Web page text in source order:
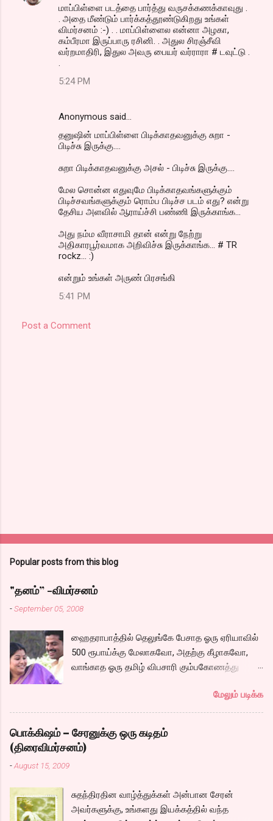
மாப்பிள்ளை படத்தை பார்த்து வருசக்கணக்காவுது .
. அதை மீண்டும் பார்க்கத்தூண்டுகிறது உங்கள்
விமர்சனம் :-) . . மாப்பிள்ளைல என்னா அழகா,
கம்பீரமா இருப்பாரு ரசினி. . அதுல சிரஞ்சீவி
வர்றமாதிரி, இதுல அவரு பையர் வர்ராரா # டவுட்டு .
5:24 PM
Anonymous said…
தனுஷின் மாப்பிள்ளை பிடிக்காதவனுக்கு சுறா -
பிடிச்சு இருக்கு....
சுறா பிடிக்காதவனுக்கு அசல் - பிடிச்சு இருக்கு....
மேல சொன்ன எதுவுமே பிடிக்காதவங்களுக்கும்
பிடிச்சவங்களுக்கும் ரொம்ப பிடிச்ச படம் எது? என்று
தேசிய அளவில் ஆராய்ச்சி பண்ணி இருக்காங்க...
அது நம்ம வீராசாமி தான் என்று நேற்று
அதிகாரபூர்வமாக அறிவிச்சு இருக்காங்க... # TR
rockz... :)
என்றும் உங்கள் அருண் பிரசங்கி
5:41 PM
Post a Comment
Popular posts from this blog
"தனம்” -விமர்சனம்
-September 05, 2008
ஹைதராபாத்தில் தெலுங்கே பேசாத ஓரு ஏரியாவில்
500 ரூபாய்க்கு மேலாகவோ, அதற்கு கீழாகவோ,
வாங்காத ஓரு தமிழ் விபசாரி கும்பகோணத்து
வாழ்கைபடுகிறாள். அவளுடய வாழ்கை எப்படி
அமைந்தது? என்ற ஓரு நல்ல லைனை , சங்கீதா
தன்னுடய இடுப்பை சுழற்றி, சுழற்றி நடப்பதை போல்
சும்மா, சுத்தி, சுத்தி குழப்பி, நம்பமுடியாத
திரைக்கதையால் சொதப்பி,சங்கீதாவை ஏதோ
க்ளைமாக்ஸில் செய்வதும் கொஞ்சம் அல்ல
ரொம்பவே ஓவர். ஓரு ஆச்சாரமான இளைஞன்
மேலும் படிக்க
பொக்கிஷம் – சேரனுக்கு ஒரு கடிதம்
(திரைவிமர்சனம்)
-August 15, 2009
சுதந்திரதின வாழ்த்துக்கள் அன்பான சேரன்
அவர்களுக்கு, உங்களது இயக்கத்தில் வந்த